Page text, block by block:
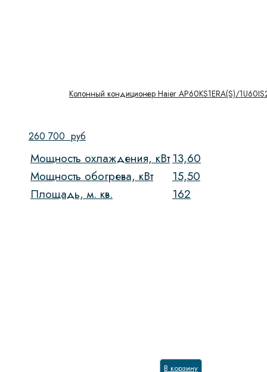
Колонный кондиционер Haier AP60KS1ERA(S)/
260 700 руб
Мощность охлаждения, кВт 13,60
Мощность обогрева, кВт
15,50
Площадь, м. кв.
162
В корзину